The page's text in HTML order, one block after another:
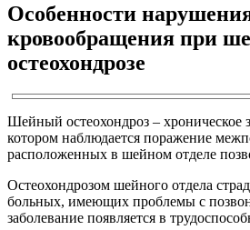
Особенности
кровообращения при
остеохондрозе
Шейный остеохондроз – хроническое
котором наблюдается поражение
расположенных в шейном отделе
Остеохондрозом шейного отдела
больных, имеющих проблемы с
заболевание появляется в